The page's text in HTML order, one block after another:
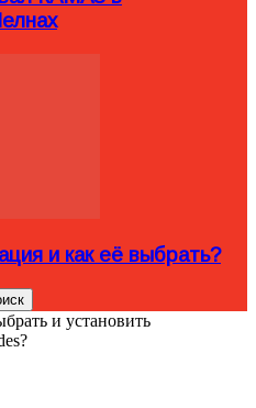
и как её выбрать?
и установить